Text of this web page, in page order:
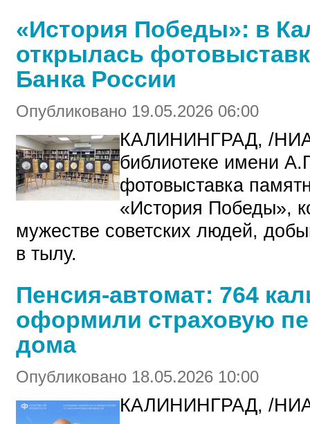
«История Победы»: в
открылась
Банка России
Опубликовано 19.05.2026 06:00
КАЛИНИНГРАД, /
библиотеке имени
фотовыставка
«История Победы»,
мужестве советских людей,
в тылу.
Пенсия-автомат: 764
оформили страховую
дома
Опубликовано 18.05.2026 10:00
КАЛИНИНГРАД, /